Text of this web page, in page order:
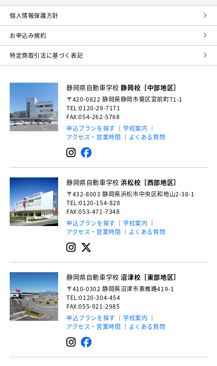
個⼈情報保護⽅針
お申込み規約
特定商取引法に基づく表記
静岡県自動車学校静岡校［中部地区］
〒420-0822 静岡県静岡市葵区宮前町71-1
TEL:0120-29-7171
FAX:054-262-5768
申込プランを探す
学校案内
アクセス・営業時間
よくある質問
静岡県自動車学校浜松校［西部地区］
〒432-8003 静岡県浜松市中央区和地山2-38-1
TEL:0120-154-828
FAX:053-471-7348
申込プランを探す
学校案内
アクセス・営業時間
よくある質問
静岡県自動車学校沼津校［東部地区］
〒410-0302 静岡県沼津市東椎路419-1
TEL:0120-304-454
FAX:055-921-2985
申込プランを探す
学校案内
アクセス・営業時間
よくある質問